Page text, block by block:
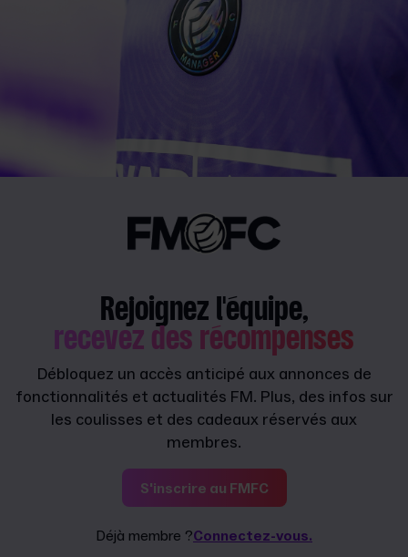
Rejoignez l'équipe,
recevez des récompenses
Débloquez un accès anticipé aux annonces de
fonctionnalités et actualités FM. Plus, des infos sur
les coulisses et des cadeaux réservés aux
membres.
S'inscrire au FMFC
Déjà membre ?Connectez-vous.